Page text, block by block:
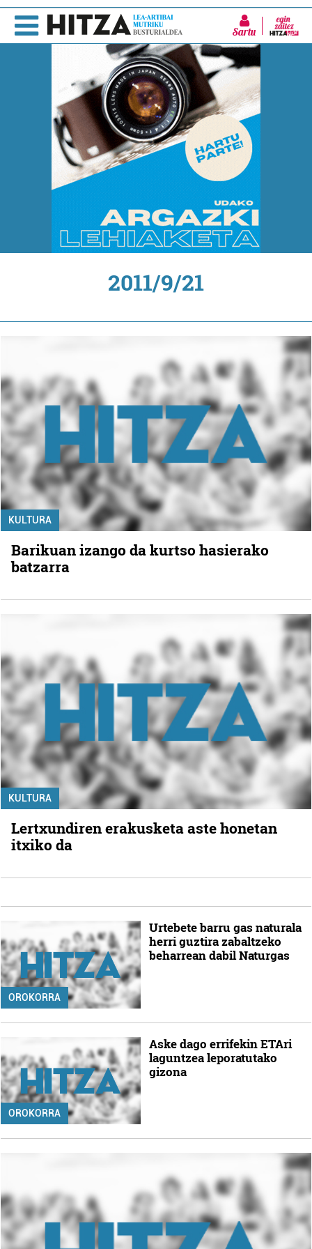
Sartu
2011/9/21
KULTURA
Barikuan izango da kurtso hasierako
batzarra
KULTURA
Lertxundiren erakusketa aste honetan
itxiko da
OROKORRA
Urtebete barru gas naturala
herri guztira zabaltzeko
beharrean dabil Naturgas
OROKORRA
Aske dago errifekin ETAri
laguntzea leporatutako
gizona